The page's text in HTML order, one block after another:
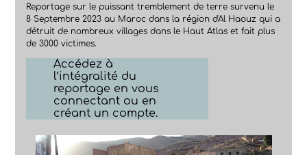
Reportage sur le puissant tremblement de terre survenu le
8 Septembre 2023 au Maroc dans la région d'Al Haouz qui a
détruit de nombreux villages dans le Haut Atlas et fait plus
de 3000 victimes.
Accédez à
l’intégralité du
reportage en vous
connectant ou en
créant un compte.